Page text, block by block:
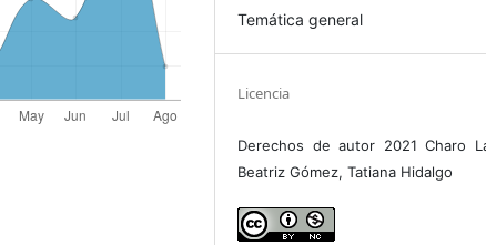
Temática general
Licencia
Derechos de autor 2021 Charo
Beatriz Gómez, Tatiana Hidalgo